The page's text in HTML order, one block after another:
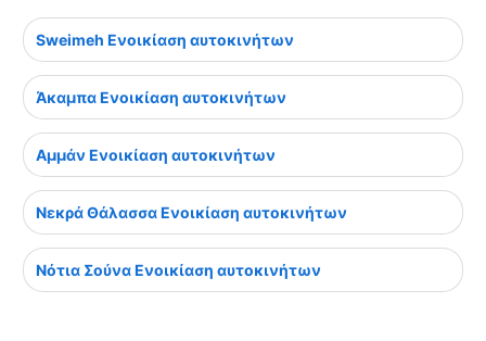
Sweimeh Ενοικίαση αυτοκινήτων
Άκαμπα Ενοικίαση αυτοκινήτων
Αμμάν Ενοικίαση αυτοκινήτων
Νεκρά Θάλασσα Ενοικίαση αυτοκινήτων
Νότια Σούνα Ενοικίαση αυτοκινήτων